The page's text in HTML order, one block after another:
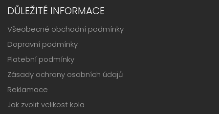
DŮLEŽITÉ INFORMACE
Všeobecné obchodní podmínky
Dopravní podmínky
Platební podmínky
Zásady ochrany osobních údajů
Reklamace
Jak zvolit velikost kola